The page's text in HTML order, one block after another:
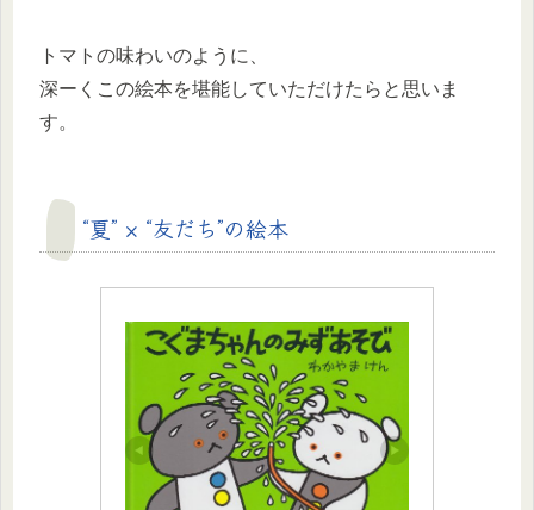
トマトの味わいのように、
深ーくこの絵本を堪能していただけたらと思いま
す。
“夏” × “友だち”の絵本